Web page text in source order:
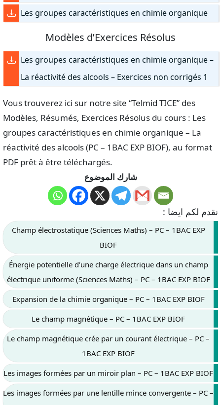
Les groupes caractéristiques en chimie organique
Modèles d’Exercices Résolus
Les groupes caractéristiques en chimie organique –
La réactivité des alcools – Exercices non corrigés 1
Vous trouverez ici sur notre site “Telmid TICE” des
Modèles, Résumés, Exercices Résolus du cours : Les
groupes caractéristiques en chimie organique – La
réactivité des alcools (PC – 1BAC EXP BIOF), au format
PDF prêt à être téléchargés.
شارك الموضوع
نقدم لكم ايضا :
Champ électrostatique (Sciences Maths) – PC – 1BAC EXP
BIOF
Énergie potentielle d’une charge électrique dans un champ
électrique uniforme (Sciences Maths) – PC – 1BAC EXP BIOF
Expansion de la chimie organique – PC – 1BAC EXP BIOF
Le champ magnétique – PC – 1BAC EXP BIOF
Le champ magnétique crée par un courant électrique – PC –
1BAC EXP BIOF
Les images formées par un miroir plan – PC – 1BAC EXP BIOF
Les images formées par une lentille mince convergente – PC –